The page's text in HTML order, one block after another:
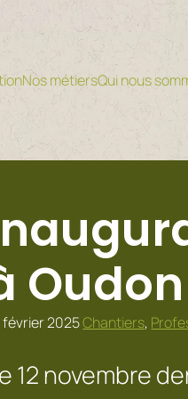
Nos métiersQui nous
Oudon
février 2025Chantiers,
12 novembre